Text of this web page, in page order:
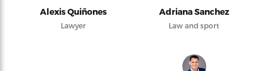
Alexis Quiñones
Lawyer
Adriana Sanchez
Law and sport